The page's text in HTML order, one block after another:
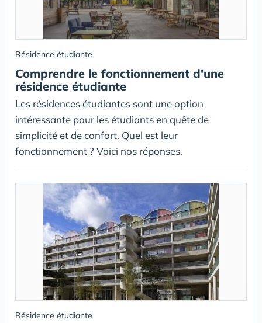
Résidence étudiante
Comprendre le fonctionnement d'une
résidence étudiante
Les résidences étudiantes sont une option
intéressante pour les étudiants en quête de
simplicité et de confort. Quel est leur
fonctionnement ? Voici nos réponses.
Résidence étudiante